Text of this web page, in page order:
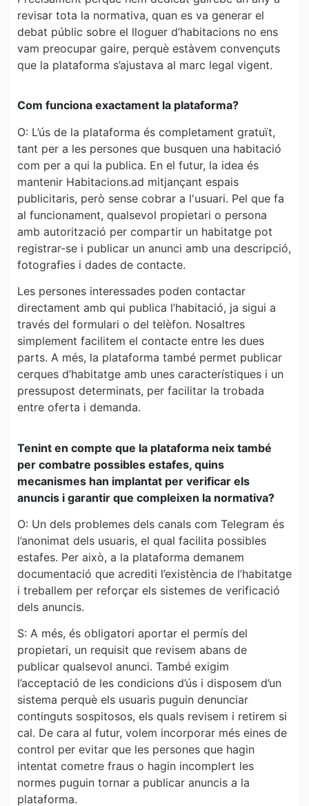
revisar tota la normativa, quan es va generar el
debat públic sobre el lloguer d’habitacions no ens
vam preocupar gaire, perquè estàvem convençuts
que la plataforma s’ajustava al marc legal vigent.
Com funciona exactament la plataforma?
O: L’ús de la plataforma és completament gratuït,
tant per a les persones que busquen una habitació
com per a qui la publica. En el futur, la idea és
mantenir Habitacions.ad mitjançant espais
publicitaris, però sense cobrar a l'usuari. Pel que fa
al funcionament, qualsevol propietari o persona
amb autorització per compartir un habitatge pot
registrar-se i publicar un anunci amb una descripció,
fotografies i dades de contacte.
Les persones interessades poden contactar
directament amb qui publica l’habitació, ja sigui a
través del formulari o del telèfon. Nosaltres
simplement facilitem el contacte entre les dues
parts. A més, la plataforma també permet publicar
cerques d’habitatge amb unes característiques i un
pressupost determinats, per facilitar la trobada
entre oferta i demanda.
Tenint en compte que la plataforma neix també
per combatre possibles estafes, quins
mecanismes han implantat per verificar els
anuncis i garantir que compleixen la normativa?
O: Un dels problemes dels canals com Telegram és
l’anonimat dels usuaris, el qual facilita possibles
estafes. Per això, a la plataforma demanem
documentació que acrediti l’existència de l’habitatge
i treballem per reforçar els sistemes de verificació
dels anuncis.
S: A més, és obligatori aportar el permís del
propietari, un requisit que revisem abans de
publicar qualsevol anunci. També exigim
l’acceptació de les condicions d’ús i disposem d’un
sistema perquè els usuaris puguin denunciar
continguts sospitosos, els quals revisem i retirem si
cal. De cara al futur, volem incorporar més eines de
control per evitar que les persones que hagin
intentat cometre fraus o hagin incomplert les
normes puguin tornar a publicar anuncis a la
plataforma.